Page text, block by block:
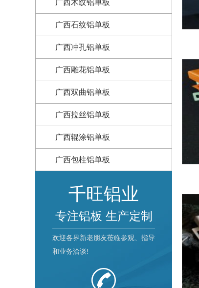
广西木纹铝单板
广西石纹铝单板
广西冲孔铝单板
广西雕花铝单板
广西双曲铝单板
广西拉丝铝单板
广西辊涂铝单板
广西包柱铝单板
千旺铝业
专注铝板 生产定制
欢迎各界新老朋友莅临参观、指导
和业务洽谈!